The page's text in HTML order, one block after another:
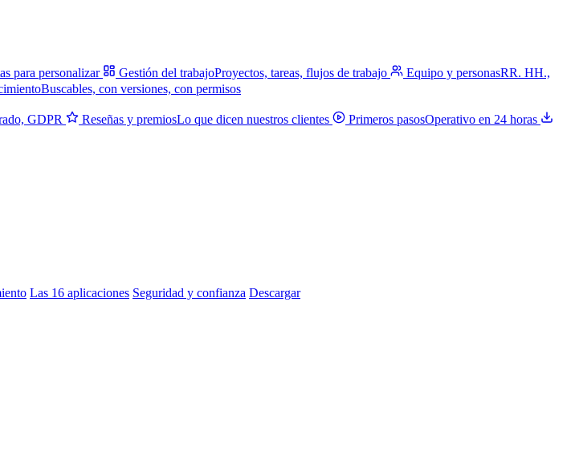
para personalizar Gestión del trabajoProyectos, tareas, flujos de trabajo Equipo y personasRR. HH.,
Buscables, con versiones, con permisos
GDPR Reseñas y premiosLo que dicen nuestros clientes Primeros pasosOperativo en 24 horas
Las 16 aplicaciones Seguridad y confianza Descargar